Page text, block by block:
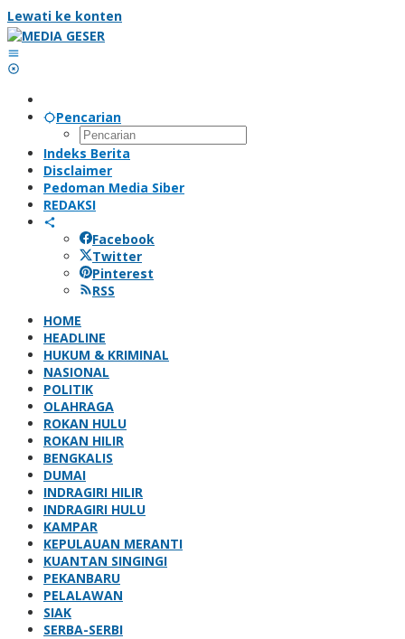
Lewati ke konten
Pencarian
Indeks Berita
Disclaimer
Pedoman Media Siber
REDAKSI
Facebook
Twitter
Pinterest
RSS
HOME
HEADLINE
HUKUM & KRIMINAL
NASIONAL
POLITIK
OLAHRAGA
ROKAN HULU
ROKAN HILIR
BENGKALIS
DUMAI
INDRAGIRI HILIR
INDRAGIRI HULU
KAMPAR
KEPULAUAN MERANTI
KUANTAN SINGINGI
PEKANBARU
PELALAWAN
SIAK
SERBA-SERBI